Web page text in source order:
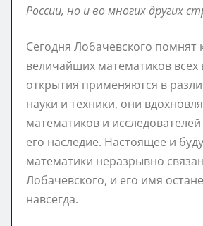
России, но и во многих других
Сегодня Лобачевского помнят
величайших математиков всех
открытия применяются в
науки и техники, они
математиков и
его наследие. Настоящее и
математики неразрывно
Лобачевского, и его имя
навсегда.